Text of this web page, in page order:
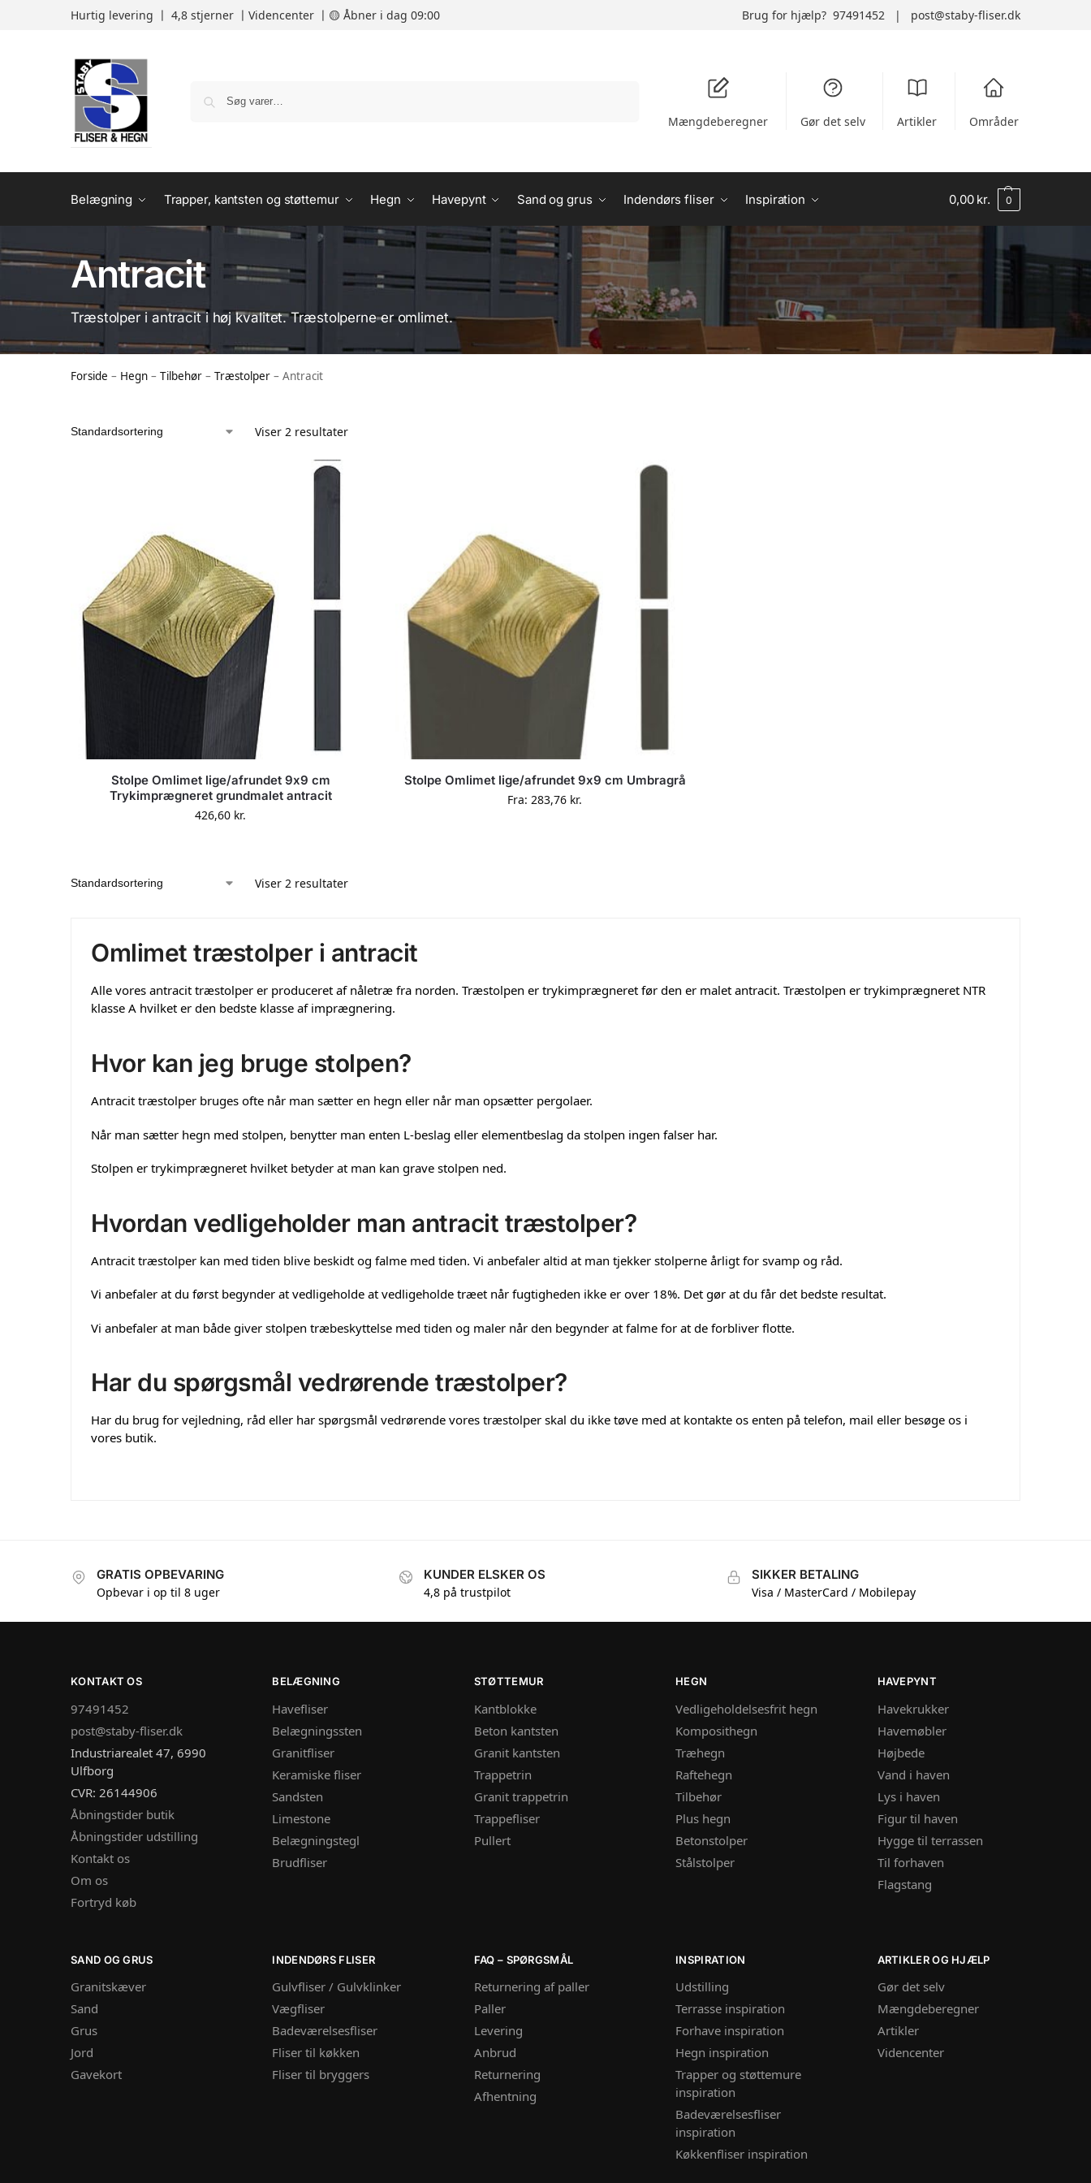
Hurtig levering 〡 4,8 stjerner 〡 Videncenter 〡 🟡 Åbner i dag 09:00 Brug for hjælp? 97491452 | post@staby-fliser.dk
Mængdeberegner Gør det selv Artikler Områder
Belægning Trapper, kantsten og støttemur Hegn Havepynt Sand og grus Indendørs fliser Inspiration 0,00 kr. 0
Antracit
Træstolper i antracit i høj kvalitet. Træstolperne er omlimet.
Forside – Hegn – Tilbehør – Træstolper – Antracit
Viser 2 resultater
Stolpe Omlimet lige/afrundet 9x9 cm
Trykimprægneret grundmalet antracit
426,60 kr.
Stolpe Omlimet lige/afrundet 9x9 cm Umbragrå
Fra:283,76 kr.
Viser 2 resultater
Omlimet træstolper i antracit
Alle vores antracit træstolper er produceret af nåletræ fra norden. Træstolpen er trykimprægneret før den er malet antracit. Træstolpen er trykimprægneret NTR
klasse A hvilket er den bedste klasse af imprægnering.
Hvor kan jeg bruge stolpen?
Antracit træstolper bruges ofte når man sætter en hegn eller når man opsætter pergolaer.
Når man sætter hegn med stolpen, benytter man enten L-beslag eller elementbeslag da stolpen ingen falser har.
Stolpen er trykimprægneret hvilket betyder at man kan grave stolpen ned.
Hvordan vedligeholder man antracit træstolper?
Antracit træstolper kan med tiden blive beskidt og falme med tiden. Vi anbefaler altid at man tjekker stolperne årligt for svamp og råd.
Vi anbefaler at du først begynder at vedligeholde at vedligeholde træet når fugtigheden ikke er over 18%. Det gør at du får det bedste resultat.
Vi anbefaler at man både giver stolpen træbeskyttelse med tiden og maler når den begynder at falme for at de forbliver flotte.
Har du spørgsmål vedrørende træstolper?
Har du brug for vejledning, råd eller har spørgsmål vedrørende vores træstolper skal du ikke tøve med at kontakte os enten på telefon, mail eller besøge os i
vores butik.
GRATIS OPBEVARING
Opbevar i op til 8 uger
KUNDER ELSKER OS
4,8 på trustpilot
SIKKER BETALING
Visa / MasterCard / Mobilepay
KONTAKT OS
97491452
post@staby-fliser.dk
Industriarealet 47, 6990
Ulfborg
CVR: 26144906
Åbningstider butik
Åbningstider udstilling
Kontakt os
Om os
Fortryd køb
BELÆGNING
Havefliser
Belægningssten
Granitfliser
Keramiske fliser
Sandsten
Limestone
Belægningstegl
Brudfliser
STØTTEMUR
Kantblokke
Beton kantsten
Granit kantsten
Trappetrin
Granit trappetrin
Trappefliser
Pullert
HEGN
Vedligeholdelsesfrit hegn
Komposithegn
Træhegn
Raftehegn
Tilbehør
Plus hegn
Betonstolper
Stålstolper
HAVEPYNT
Havekrukker
Havemøbler
Højbede
Vand i haven
Lys i haven
Figur til haven
Hygge til terrassen
Til forhaven
Flagstang
SAND OG GRUS
Granitskæver
Sand
Grus
Jord
Gavekort
INDENDØRS FLISER
Gulvfliser / Gulvklinker
Vægfliser
Badeværelsesfliser
Fliser til køkken
Fliser til bryggers
FAQ – SPØRGSMÅL
Returnering af paller
Paller
Levering
Anbrud
Returnering
Afhentning
INSPIRATION
Udstilling
Terrasse inspiration
Forhave inspiration
Hegn inspiration
Trapper og støttemure
inspiration
Badeværelsesfliser
inspiration
Køkkenfliser inspiration
ARTIKLER OG HJÆLP
Gør det selv
Mængdeberegner
Artikler
Videncenter